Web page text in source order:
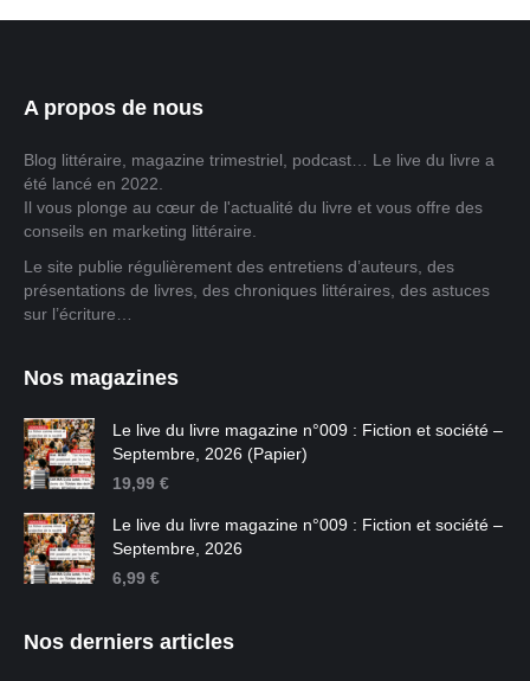
A propos de nous
Blog littéraire, magazine trimestriel, podcast… Le live du livre a
été lancé en 2022.
Il vous plonge au cœur de l'actualité du livre et vous offre des
conseils en marketing littéraire.
Le site publie régulièrement des entretiens d’auteurs, des
présentations de livres, des chroniques littéraires, des astuces
sur l’écriture…
Nos magazines
Le live du livre magazine n°009 : Fiction et société –
Septembre, 2026 (Papier)
19,99 €
Le live du livre magazine n°009 : Fiction et société –
Septembre, 2026
6,99 €
Nos derniers articles